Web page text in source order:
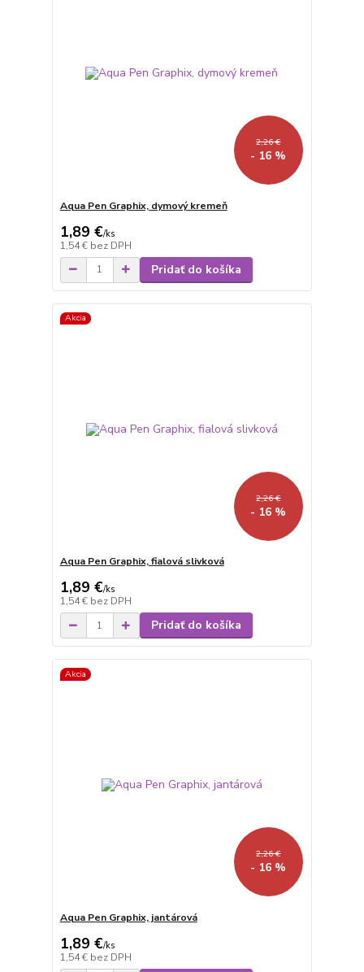
2,26 €
- 16 %
Aqua Pen Graphix, dymový kremeň
1,89 €/ks
1,54 € bez DPH
Pridať do košíka
Akcia
2,26 €
- 16 %
Aqua Pen Graphix, fialová slivková
1,89 €/ks
1,54 € bez DPH
Pridať do košíka
Akcia
2,26 €
- 16 %
Aqua Pen Graphix, jantárová
1,89 €/ks
1,54 € bez DPH